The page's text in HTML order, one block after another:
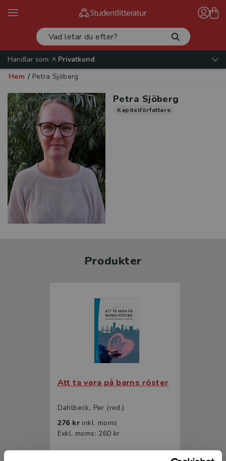
Handlar som:
Privatkund
Hem / Petra Sjöberg
Petra Sjöberg
Kapitelförfattare
Produkter
Att ta vara på barns röster
Dahlbeck, Per (red.)
276 kr inkl. moms
Exkl. moms: 260 kr